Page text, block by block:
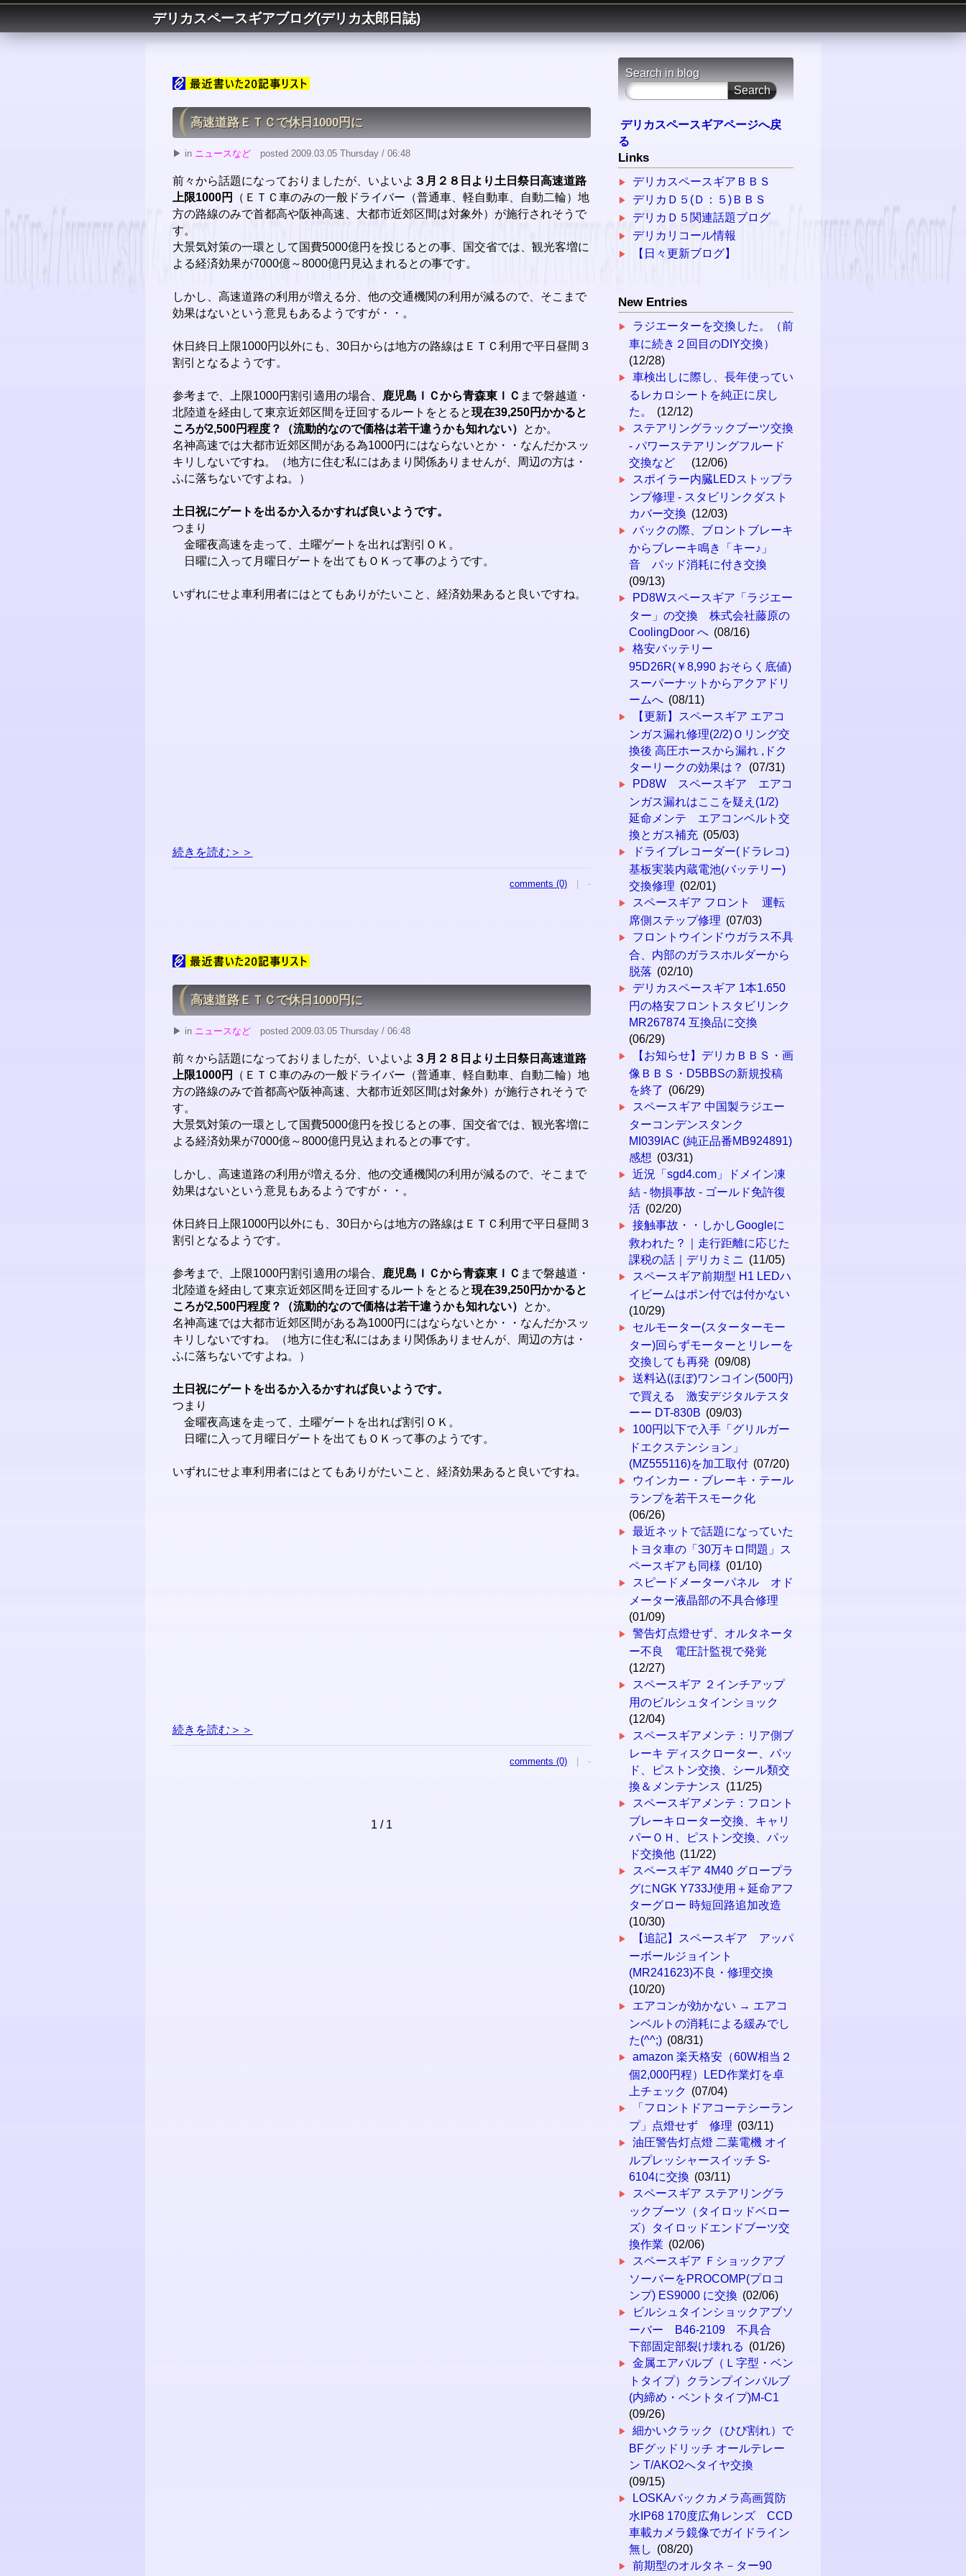
デリカスペースギアブログ(デリカ太郎日誌)
高速道路ＥＴＣで休日1000円に
▶ in ニュースなどposted 2009.03.05 Thursday / 06:48
前々から話題になっておりましたが、いよいよ ３月２８日より土日祭日高速道路
上限1000円
（ＥＴＣ車のみの一般ドライバー（普通車、軽自動車、自動二輪）地
方の路線のみで首都高や阪神高速、大都市近郊区間は対象外）が施行されそうで
す。
大景気対策の一環として国費5000億円を投じるとの事、国交省では、観光客増に
よる経済効果が7000億～8000億円見込まれるとの事です。
しかし、高速道路の利用が増える分、他の交通機関の利用が減るので、そこまで
効果はないという意見もあるようですが・・。
休日終日上限1000円以外にも、30日からは地方の路線はＥＴＣ利用で平日昼間３
割引となるようです。
参考まで、上限1000円割引適用の場合、 鹿児島ＩＣから青森東ＩＣ まで磐越道・
北陸道を経由して東京近郊区間を迂回するルートをとると現在39,250円かかると
ころが2,500円程度？（流動的なので価格は若干違うかも知れない）
とか。
名神高速では大都市近郊区間がある為1000円にはならないとか・・なんだかスッ
キリしないですね。（地方に住む私にはあまり関係ありませんが、周辺の方は・
ふに落ちないですよね。）
土日祝にゲートを出るか入るかすれば良いようです。
つまり
金曜夜高速を走って、土曜ゲートを出れば割引ＯＫ。
日曜に入って月曜日ゲートを出てもＯＫって事のようです。
いずれにせよ車利用者にはとてもありがたいこと、経済効果あると良いですね。
続きを読む＞＞
comments (0) | -
高速道路ＥＴＣで休日1000円に
▶ in ニュースなどposted 2009.03.05 Thursday / 06:48
前々から話題になっておりましたが、いよいよ ３月２８日より土日祭日高速道路
上限1000円
（ＥＴＣ車のみの一般ドライバー（普通車、軽自動車、自動二輪）地
方の路線のみで首都高や阪神高速、大都市近郊区間は対象外）が施行されそうで
す。
大景気対策の一環として国費5000億円を投じるとの事、国交省では、観光客増に
よる経済効果が7000億～8000億円見込まれるとの事です。
しかし、高速道路の利用が増える分、他の交通機関の利用が減るので、そこまで
効果はないという意見もあるようですが・・。
休日終日上限1000円以外にも、30日からは地方の路線はＥＴＣ利用で平日昼間３
割引となるようです。
参考まで、上限1000円割引適用の場合、 鹿児島ＩＣから青森東ＩＣ まで磐越道・
北陸道を経由して東京近郊区間を迂回するルートをとると現在39,250円かかると
ころが2,500円程度？（流動的なので価格は若干違うかも知れない）
とか。
名神高速では大都市近郊区間がある為1000円にはならないとか・・なんだかスッ
キリしないですね。（地方に住む私にはあまり関係ありませんが、周辺の方は・
ふに落ちないですよね。）
土日祝にゲートを出るか入るかすれば良いようです。
つまり
金曜夜高速を走って、土曜ゲートを出れば割引ＯＫ。
日曜に入って月曜日ゲートを出てもＯＫって事のようです。
いずれにせよ車利用者にはとてもありがたいこと、経済効果あると良いですね。
続きを読む＞＞
comments (0) | -
1 / 1
Search in blog
デリカスペースギアページへ戻
る
Links
デリカスペースギアＢＢＳ
デリカＤ５(Ｄ：５)ＢＢＳ
デリカＤ５関連話題ブログ
デリカリコール情報
【日々更新ブログ】
New Entries
ラジエーターを交換した。（前
車に続き２回目のDIY交換）
(12/28)
車検出しに際し、長年使ってい
るレカロシートを純正に戻し
た。
(12/12)
ステアリングラックブーツ交換
- パワーステアリングフルード
交換など
(12/06)
スポイラー内臓LEDストップラ
ンプ修理 - スタビリンクダスト
カバー交換 (12/03)
バックの際、ブロントブレーキ
からブレーキ鳴き「キー♪」
音 パッド消耗に付き交換
(09/13)
PD8Wスペースギア「ラジエー
ター」の交換 株式会社藤原の
CoolingDoor へ (08/16)
格安バッテリー
95D26R(￥8,990 おそらく底値)
スーパーナットからアクアドリ
ームへ (08/11)
【更新】スペースギア エアコ
ンガス漏れ修理(2/2)Ｏリング交
換後 高圧ホースから漏れ ,ドク
ターリークの効果は？
(07/31)
PD8W スペースギア エアコ
ンガス漏れはここを疑え(1/2)
延命メンテ エアコンベルト交
換とガス補充 (05/03)
ドライブレコーダー(ドラレコ)
基板実装内蔵電池(バッテリー)
交換修理 (02/01)
スペースギア フロント 運転
席側ステップ修理 (07/03)
フロントウインドウガラス不具
合、内部のガラスホルダーから
脱落 (02/10)
デリカスペースギア 1本1.650
円の格安フロントスタビリンク
MR267874 互換品に交換
(06/29)
【お知らせ】デリカＢＢＳ・画
像ＢＢＳ・D5BBSの新規投稿
を終了 (06/29)
スペースギア 中国製ラジエー
ターコンデンスタンク
MI039IAC (純正品番MB924891)
感想 (03/31)
近況「sgd4.com」ドメイン凍
結 - 物損事故 - ゴールド免許復
活 (02/20)
接触事故・・しかしGoogleに
救われた？｜走行距離に応じた
課税の話｜デリカミニ (11/05)
スペースギア前期型 H1 LEDハ
イビームはポン付では付かない
(10/29)
セルモーター(スターターモー
ター)回らずモーターとリレーを
交換しても再発 (09/08)
送料込(ほぼ)ワンコイン(500円)
で買える 激安デジタルテスタ
ーー DT-830B (09/03)
100円以下で入手「グリルガー
ドエクステンション」
(MZ555116)を加工取付 (07/20)
ウインカー・ブレーキ・テール
ランプを若干スモーク化
(06/26)
最近ネットで話題になっていた
トヨタ車の「30万キロ問題」ス
ペースギアも同様 (01/10)
スピードメーターパネル オド
メーター液晶部の不具合修理
(01/09)
警告灯点燈せず、オルタネータ
ー不良 電圧計監視で発覚
(12/27)
スペースギア ２インチアップ
用のビルシュタインショック
(12/04)
スペースギアメンテ：リア側ブ
レーキ ディスクローター、パッ
ド、ピストン交換、シール類交
換＆メンテナンス (11/25)
スペースギアメンテ：フロント
ブレーキローター交換、キャリ
パーＯＨ、ピストン交換、パッ
ド交換他 (11/22)
スペースギア 4M40 グロープラ
グにNGK Y733J使用＋延命アフ
ターグロー 時短回路追加改造
(10/30)
【追記】スペースギア アッパ
ーボールジョイント
(MR241623)不良・修理交換
(10/20)
エアコンが効かない → エアコ
ンベルトの消耗による緩みでし
た(^^;) (08/31)
amazon 楽天格安（60W相当２
個2,000円程）LED作業灯を卓
上チェック (07/04)
「フロントドアコーテシーラン
プ」点燈せず 修理 (03/11)
油圧警告灯点燈 二葉電機 オイ
ルプレッシャースイッチ S-
6104に交換 (03/11)
スペースギア ステアリングラ
ックブーツ（タイロッドベロー
ズ）タイロッドエンドブーツ交
換作業 (02/06)
スペースギア Ｆショックアブ
ソーバーをPROCOMP(プロコ
ンプ) ES9000 に交換 (02/06)
ビルシュタインショックアブソ
ーバー B46-2109 不具合
下部固定部裂け壊れる (01/26)
金属エアバルブ（Ｌ字型・ベン
トタイプ）クランプインバルブ
(内締め・ベントタイプ)M-C1
(09/26)
細かいクラック（ひび割れ）で
BFグッドリッチ オールテレー
ン T/AKO2へタイヤ交換
(09/15)
LOSKAバックカメラ高画質防
水IP68 170度広角レンズ CCD
車載カメラ鏡像でガイドライン
無し (08/20)
前期型のオルタネ－ター90